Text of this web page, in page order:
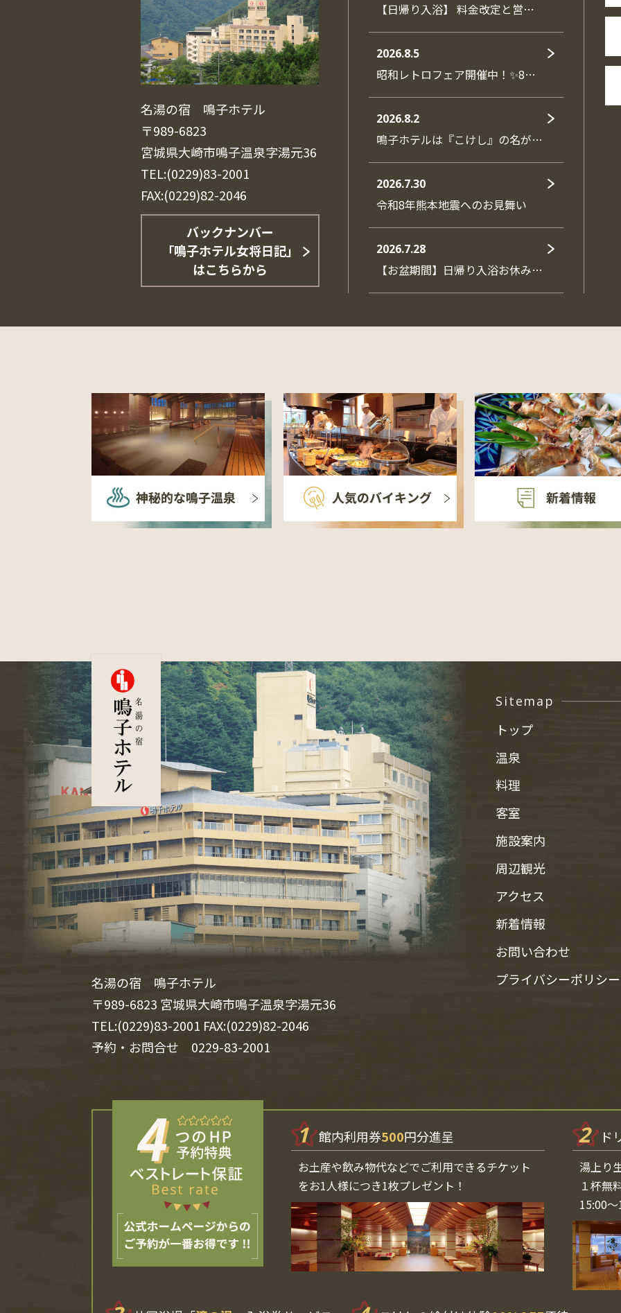
名湯の宿 鳴子ホテル
〒989-6823
宮城県大崎市鳴子温泉字湯元36
TEL:(0229)83-2001
FAX:(0229)82-2046
バックナンバー
「鳴子ホテル女将日記」
はこちらから
【日帰り入浴】 料金改定と営…
2026.8.5
昭和レトロフェア開催中！✨8…
2026.8.2
鳴子ホテルは『こけし』の名が…
2026.7.30
令和8年熊本地震へのお見舞い
2026.7.28
【お盆期間】日帰り入浴お休み…
名湯の宿 鳴子ホテル
〒989-6823 宮城県大崎市鳴子温泉字湯元36
TEL:(0229)83-2001 FAX:(0229)82-2046
予約・お問合せ 0229-83-2001
Sitemap
トップ
温泉
料理
客室
施設案内
周辺観光
アクセス
新着情報
お問い合わせ
プライバシーポリシー
1 館内利用券500円分進呈
お土産や飲み物代などでご利用できるチケット
をお1人様につき1枚プレゼント！
2 ド
湯上り
１杯無
15:00